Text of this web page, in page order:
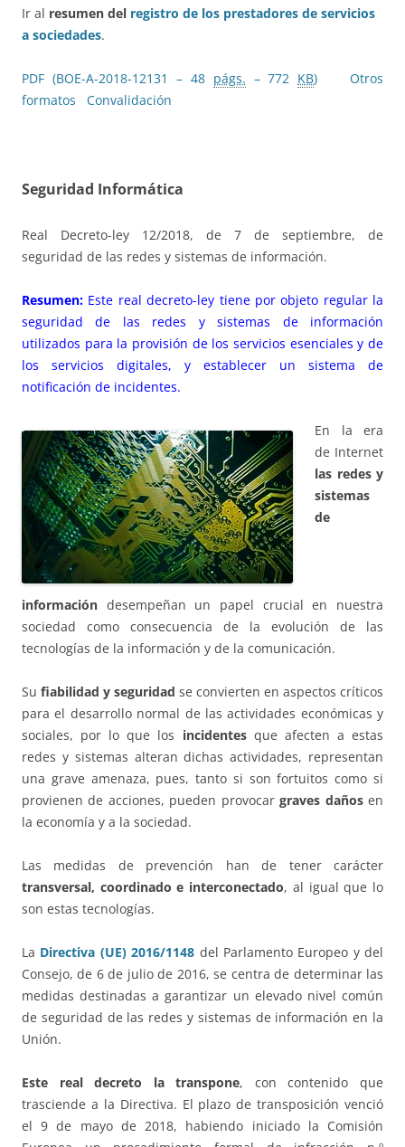
Ir al resumen del registro de los prestadores de servicios
a sociedades.
PDF (BOE-A-2018-12131 – 48 págs. – 772 KB)
Otros
formatos
Convalidación
Seguridad Informática
Real Decreto-ley 12/2018, de 7 de septiembre, de
seguridad de las redes y sistemas de información.
Resumen: Este real decreto-ley tiene por objeto regular la
seguridad de las redes y sistemas de información
utilizados para la provisión de los servicios esenciales y de
los servicios digitales, y establecer un sistema de
notificación de incidentes.
En la era
de Internet
las redes y
sistemas
de
información desempeñan un papel crucial en nuestra
sociedad como consecuencia de la evolución de las
tecnologías de la información y de la comunicación.
Su fiabilidad y seguridad se convierten en aspectos críticos
para el desarrollo normal de las actividades económicas y
sociales, por lo que los incidentesque afecten a estas
redes y sistemas alteran dichas actividades, representan
una grave amenaza, pues, tanto si son fortuitos como si
provienen de acciones, pueden provocargraves dañosen
la economía y a la sociedad.
Las medidas de prevención han de tener carácter
transversal, coordinado e interconectado, al igual que lo
son estas tecnologías.
La Directiva (UE) 2016/1148 del Parlamento Europeo y del
Consejo, de 6 de julio de 2016, se centra de determinar las
medidas destinadas a garantizar un elevado nivel común
de seguridad de las redes y sistemas de información en la
Unión.
Este real decreto la transpone, con contenido que
trasciende a la Directiva. El plazo de transposición venció
el 9 de mayo de 2018, habiendo iniciado la Comisión